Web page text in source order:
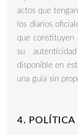
actos que
los diarios
que
su
disponible en
una guía sin
4. POLÍTICA